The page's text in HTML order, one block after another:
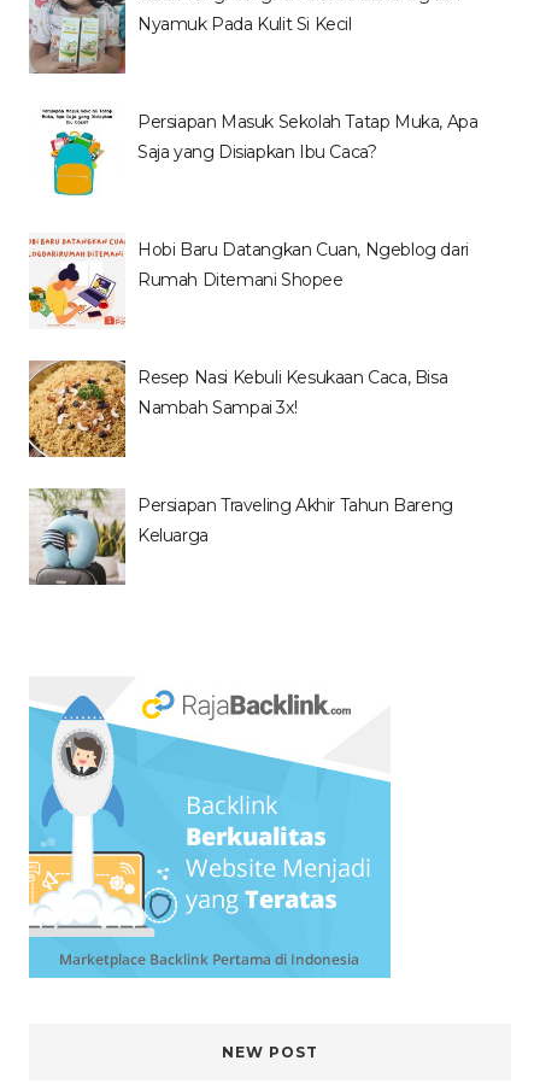
Nyamuk Pada Kulit Si Kecil
Persiapan Masuk Sekolah Tatap Muka, Apa
Saja yang Disiapkan Ibu Caca?
Hobi Baru Datangkan Cuan, Ngeblog dari
Rumah Ditemani Shopee
Resep Nasi Kebuli Kesukaan Caca, Bisa
Nambah Sampai 3x!
Persiapan Traveling Akhir Tahun Bareng
Keluarga
NEW POST